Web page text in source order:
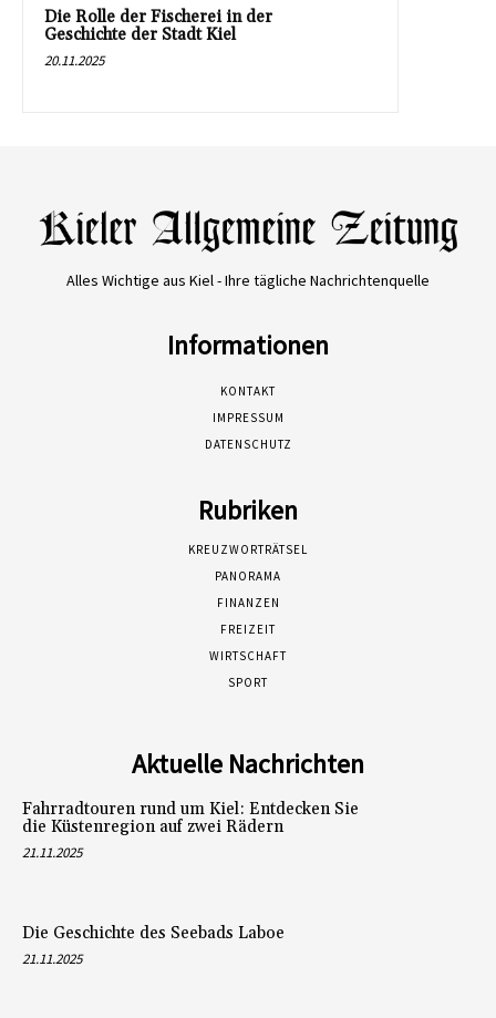
Die Rolle der Fischerei in der
Geschichte der Stadt Kiel
20.11.2025
Alles Wichtige aus Kiel - Ihre tägliche Nachrichtenquelle
Informationen
KONTAKT
IMPRESSUM
DATENSCHUTZ
Rubriken
KREUZWORTRÄTSEL
PANORAMA
FINANZEN
FREIZEIT
WIRTSCHAFT
SPORT
Aktuelle Nachrichten
Fahrradtouren rund um Kiel: Entdecken Sie
die Küstenregion auf zwei Rädern
21.11.2025
Die Geschichte des Seebads Laboe
21.11.2025